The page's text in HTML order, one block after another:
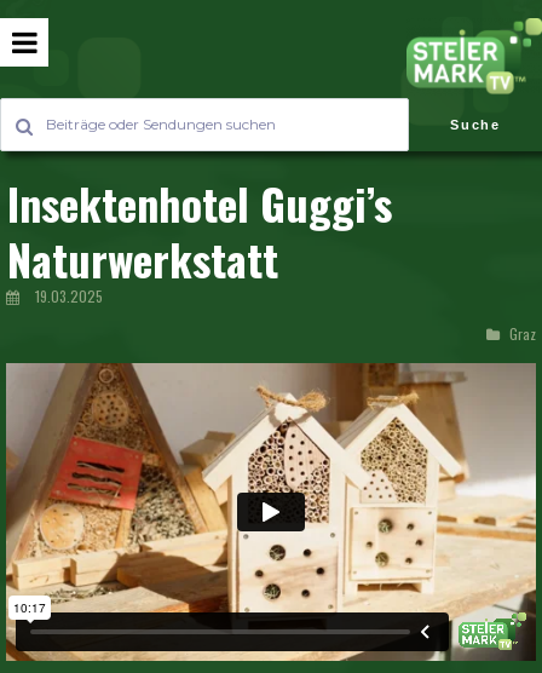
Suche
Insektenhotel Guggi’s
Naturwerkstatt
19.03.2025
Graz